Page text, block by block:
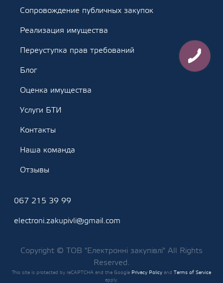
Сопровождение публичных закупок
Реализация имущества
Переуступка прав требований
Блог
Оценка имущества
Услуги БТИ
Контакты
Наша команда
Отзывы
067 215 39 99
electroni.zakupivli@gmail.com
Copyright © ТОВ "Електронні закупівлі" All Rights
Reserved.
This site is protected by reCAPTCHA and the Google Privacy Policy and Terms of Service
apply.